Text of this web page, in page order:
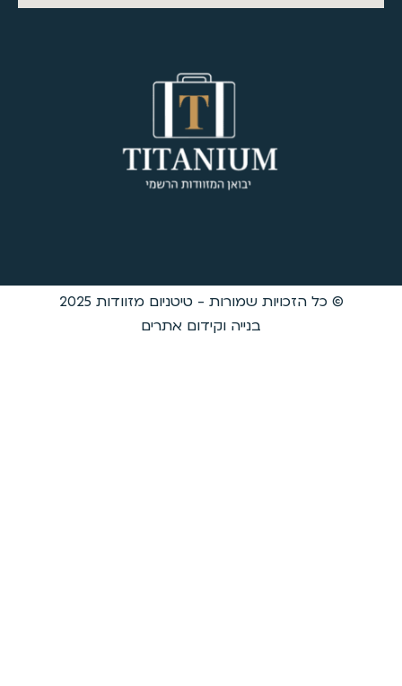
מזוודות 2025